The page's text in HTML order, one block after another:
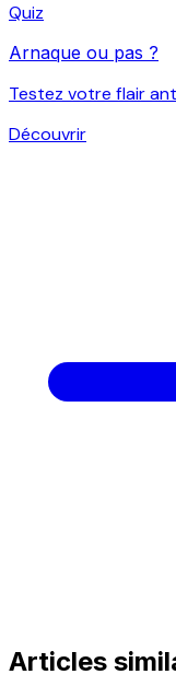
Quiz
Arnaque ou pas ?
Testez votre flair
Découvrir
Articles